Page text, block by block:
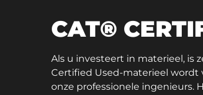
CAT®
Als u investeert in materieel, is
Certified Used-materieel
onze professionele ingenieurs.